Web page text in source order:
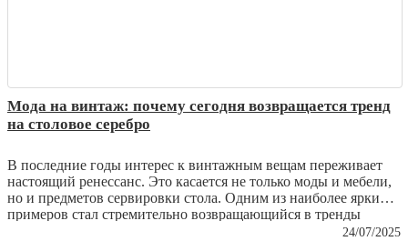
Мода на винтаж: почему сегодня возвращается тренд
на столовое серебро
В последние годы интерес к винтажным вещам переживает
настоящий ренессанс. Это касается не только моды и мебели,
но и предметов сервировки стола. Одним из наиболее ярких
примеров стал стремительно возвращающийся в тренды
интерес к столовому серебру. То, что еще недавно пылилось в
24/07/2025